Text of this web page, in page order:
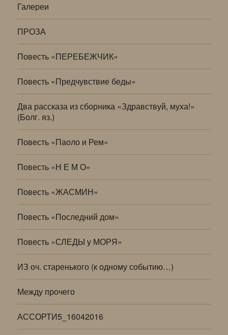
Галереи
ПРОЗА
Повесть «ПЕРЕБЕЖЧИК»
Повесть «Предчувствие беды»
Два рассказа из сборника «Здравствуй, муха!»
(Болг. яз.)
Повесть «Паоло и Рем»
Повесть «Н Е М О»
Повесть «ЖАСМИН»
Повесть «Последний дом»
Повесть «СЛЕДЫ у МОРЯ»
ИЗ оч. старенького (к одному событию…)
Между прочего
АССОРТИ5_16042016